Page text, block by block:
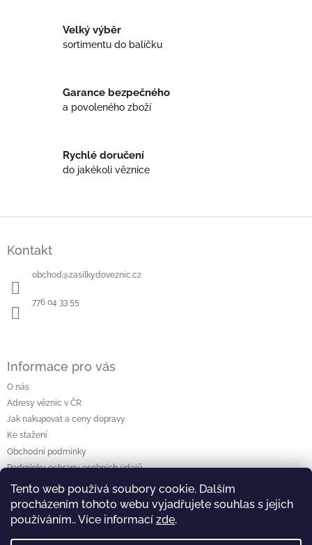
Tento web používá soubory cookie. Dalším
procházením tohoto webu vyjadřujete souhlas s jejich
používáním.. Více informací zde.
í
k
í
Velký výběr
sortimentu do balíčku
Garance bezpečného
a povoleného zboží
Rychlé doručení
do jakékoli věznice
Kontakt
obchod@zasilkydoveznic.cz
776 04 33 55
Informace pro vás
O nás
Adresy věznic v ČR
Jak nakupovat a ceny dopravy
Ke stažení
Obchodní podmínky
Podmínky ochrany osobních údajů
Vyhledávání